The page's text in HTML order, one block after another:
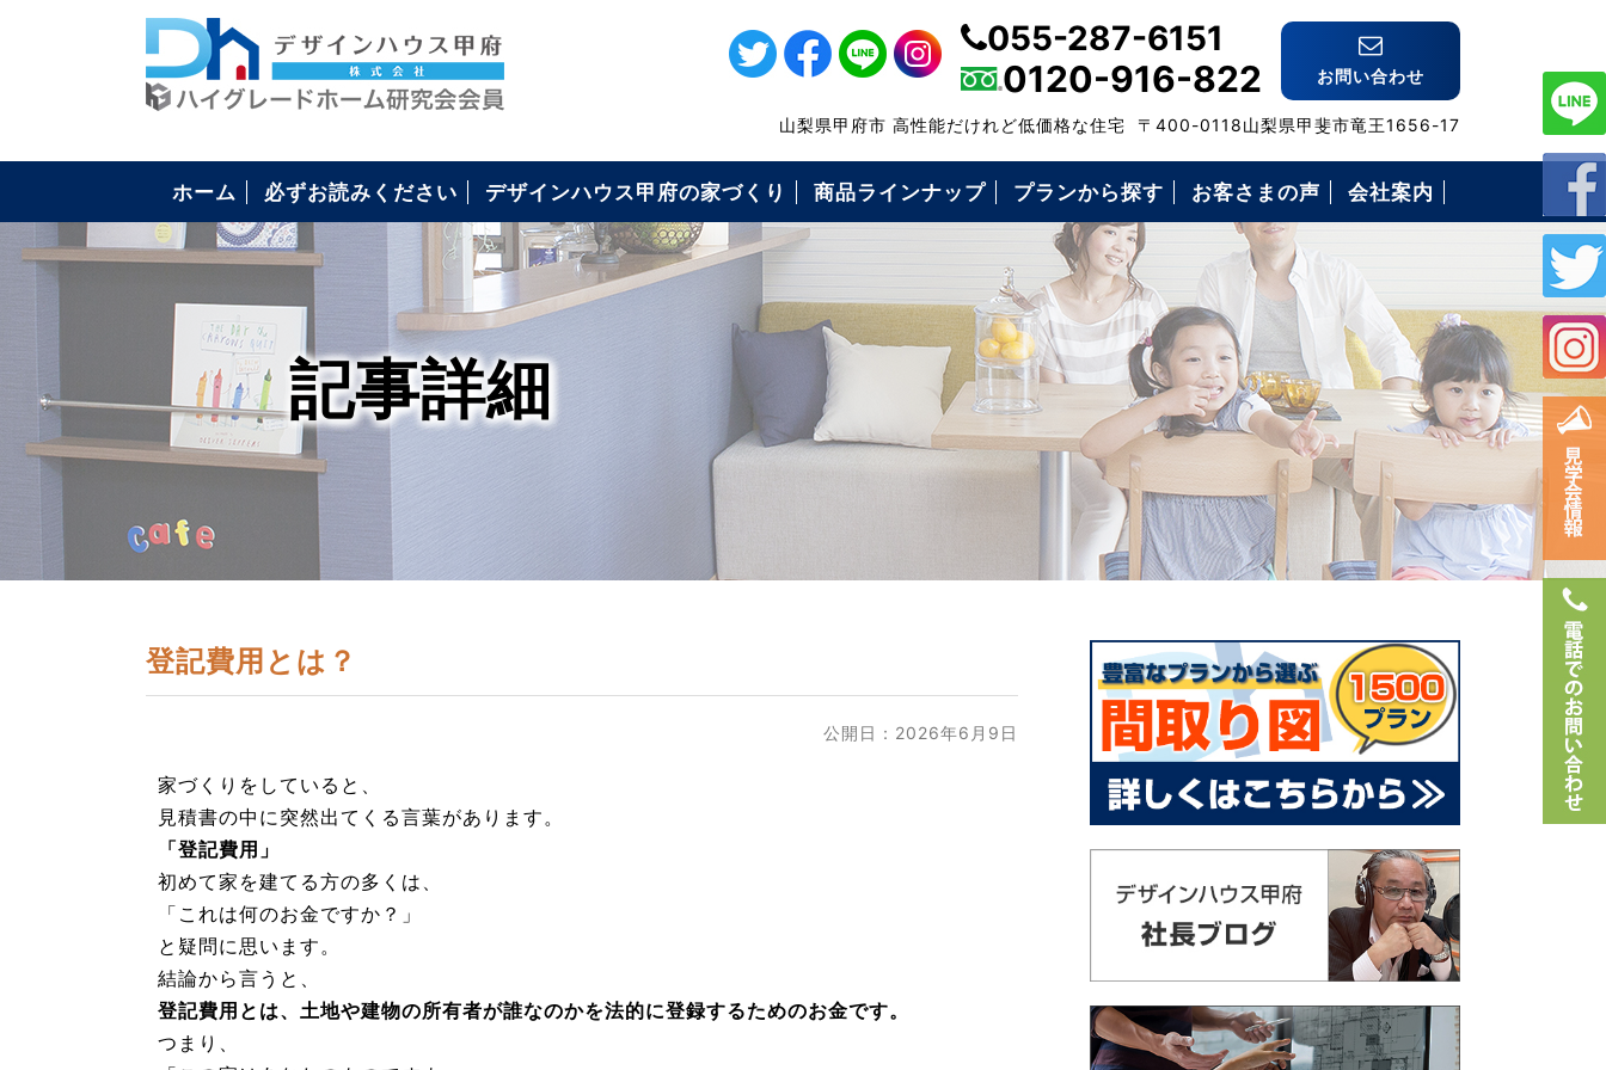
055-287-6151
0120-916-822 お問い合わせ
山梨県甲府市 高性能だけれど低価格な住宅 〒400-0118山梨県甲斐市竜王1656-17
ホーム 必ずお読みください デザインハウス甲府の家づくり
構造・仕様について
4つの高性能
安心の保証制度
住まいづくりの流れ
コミコミ価格について
住宅ローンFPでできること
商品ラインナップ プランから探す お客さまの声 会社案内
スタッフ紹介
記事詳細
登記費用とは？
公開日：2026年6月9日
家づくりをしていると、
見積書の中に突然出てくる言葉があります。
「登記費用」
初めて家を建てる方の多くは、
「これは何のお金ですか？」
と疑問に思います。
結論から言うと、
登記費用とは、土地や建物の所有者が誰なのかを法的に登録するためのお金です。
つまり、